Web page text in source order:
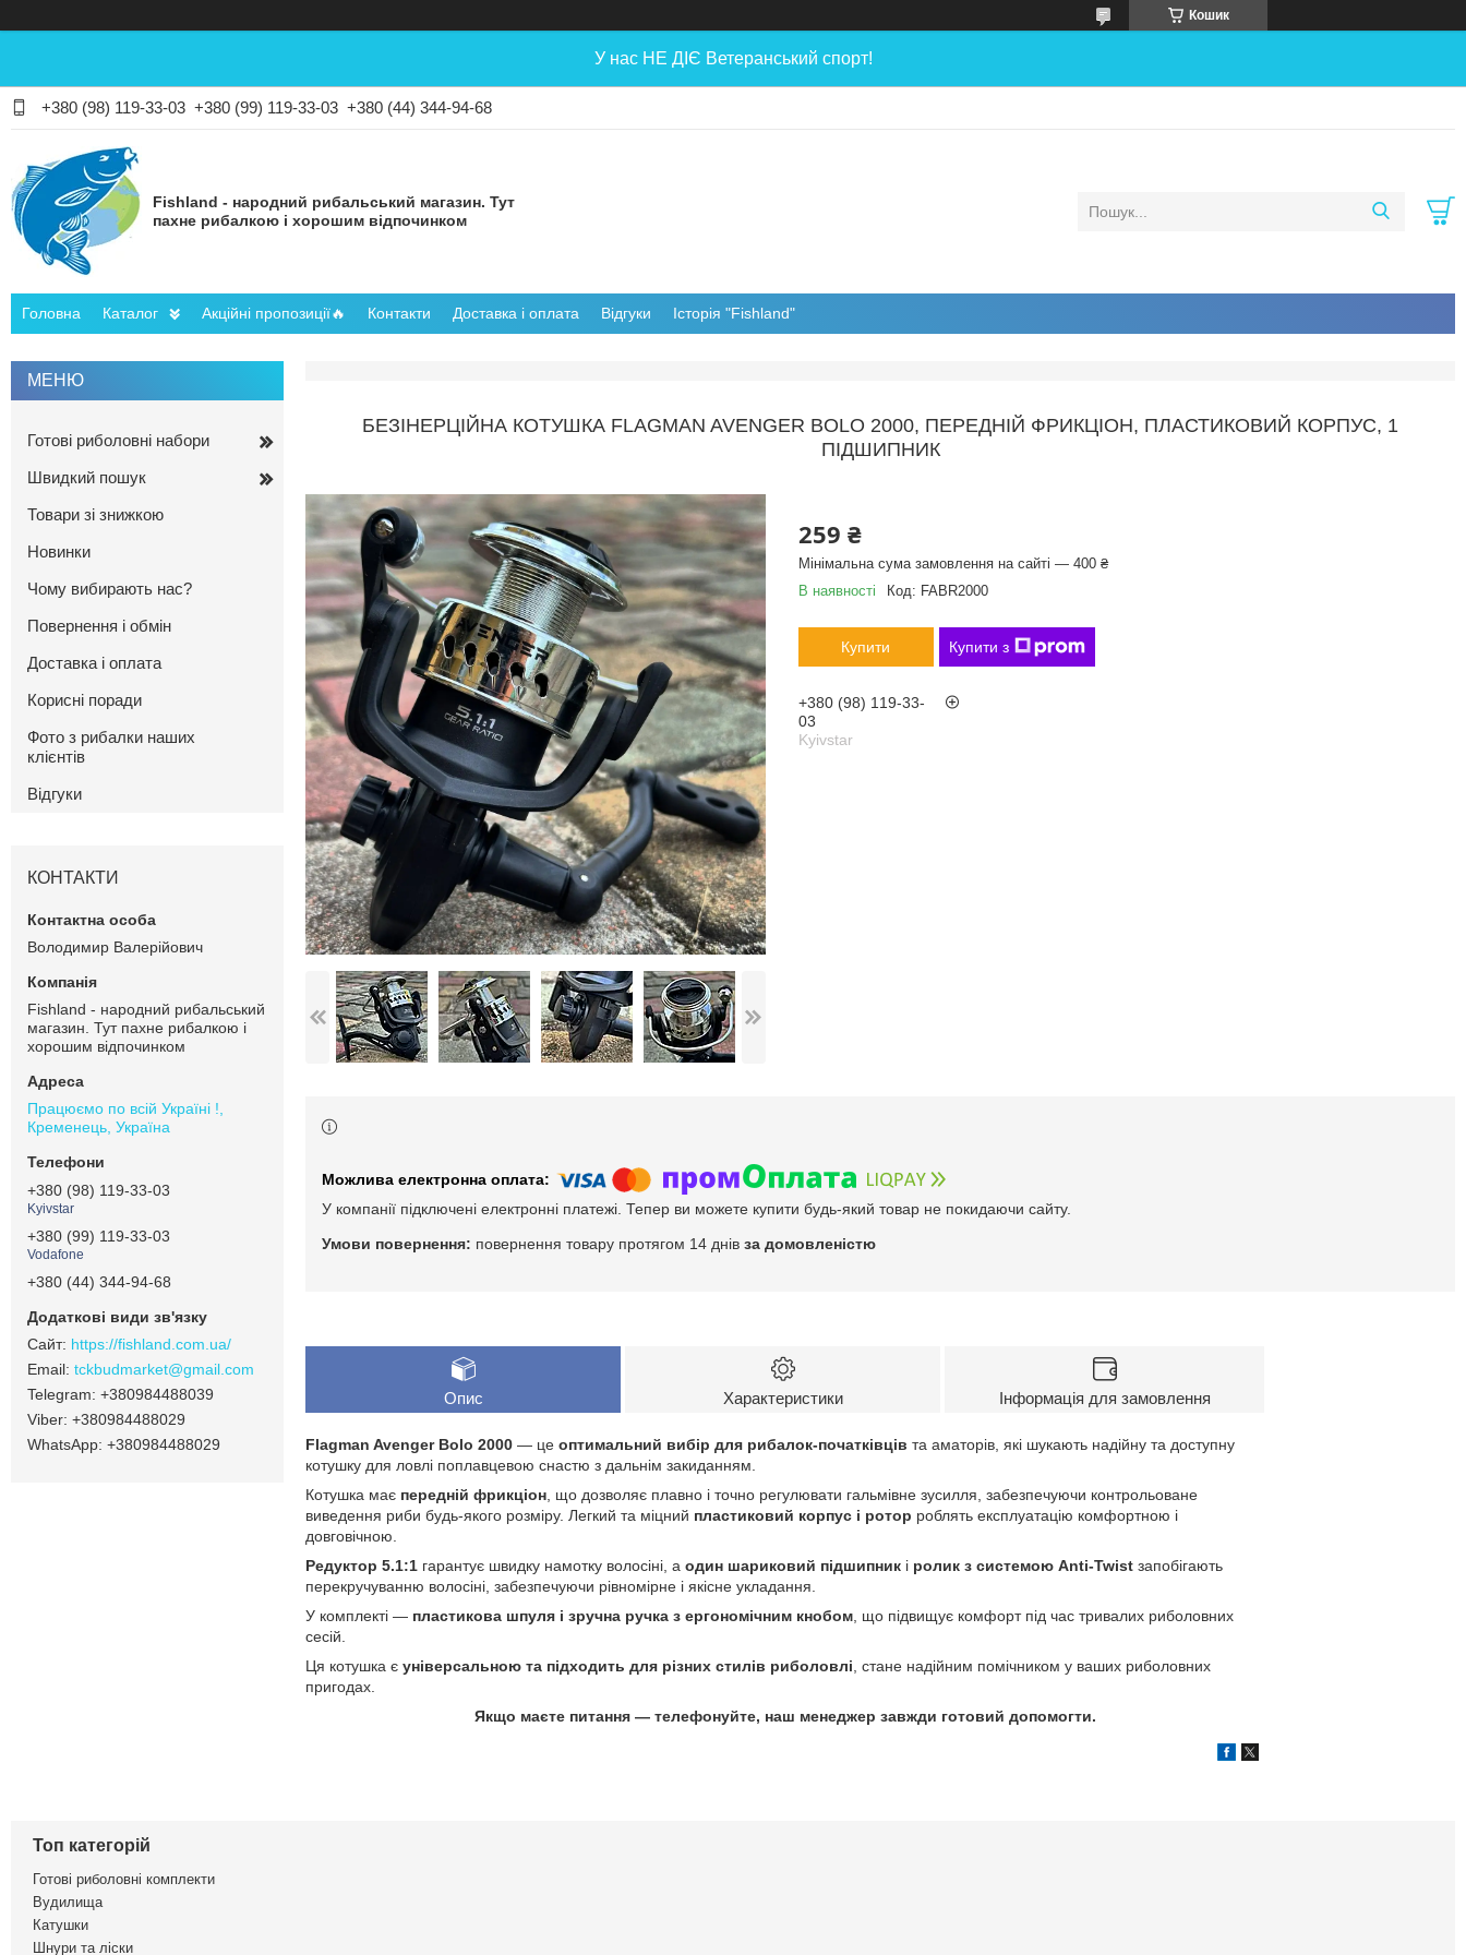
Кошик
У нас НЕ ДІЄ Ветеранський спорт!
+380 (98) 119-33-03 +380 (99) 119-33-03 +380 (44) 344-94-68
Fishland - народний рибальський магазин. Тут
пахне рибалкою і хорошим відпочинком
Головна Каталог Акційні пропозиції🔥 Контакти Доставка і оплата Відгуки Історія "Fishland"
БЕЗІНЕРЦІЙНА КОТУШКА FLAGMAN AVENGER BOLO 2000, ПЕРЕДНІЙ ФРИКЦІОН, ПЛАСТИКОВИЙ КОРПУС, 1
ПІДШИПНИК
259 ₴
Мінімальна сума замовлення на сайті — 400 ₴
В наявності
Код: FABR2000
Купити Купити з
+380 (98) 119-33-
03
Kyivstar
У компанії підключені електронні платежі. Тепер ви можете купити будь-який товар не покидаючи сайту.
повернення товару протягом 14 днів за домовленістю
Опис Характеристики Інформація для замовлення
Flagman Avenger Bolo 2000 — це оптимальний вибір для рибалок-початківців та аматорів, які шукають надійну та доступну
котушку для ловлі поплавцевою снастю з дальнім закиданням.
Котушка має передній фрикціон , що дозволяє плавно і точно регулювати гальмівне зусилля, забезпечуючи контрольоване
виведення риби будь-якого розміру. Легкий та міцний пластиковий корпус і ротор роблять експлуатацію комфортною і
довговічною.
Редуктор 5.1:1 гарантує швидку намотку волосіні, а один шариковий підшипник і ролик з системою Anti-Twist запобігають
перекручуванню волосіні, забезпечуючи рівномірне і якісне укладання.
У комплекті — пластикова шпуля і зручна ручка з ергономічним кнобом , що підвищує комфорт під час тривалих риболовних
сесій.
Ця котушка є універсальною та підходить для різних стилів риболовлі , стане надійним помічником у ваших риболовних
пригодах.
Якщо маєте питання — телефонуйте, наш менеджер завжди готовий допомогти.
Готові риболовні набори
Швидкий пошук
Товари зі знижкою
Новинки
Чому вибирають нас?
Повернення і обмін
Доставка і оплата
Корисні поради
Фото з рибалки наших
клієнтів
Відгуки
КОНТАКТИ
Володимир Валерійович
Fishland - народний рибальський
магазин. Тут пахне рибалкою і
хорошим відпочинком
Працюємо по всій Україні !,
Кременець, Україна
+380 (98) 119-33-03
Kyivstar
+380 (99) 119-33-03
Vodafone
+380 (44) 344-94-68
https://fishland.com.ua/
tckbudmarket@gmail.com
+380984488039
+380984488029
+380984488029
Топ категорій
Готові риболовні комплекти
Вудилища
Катушки
Шнури та ліски